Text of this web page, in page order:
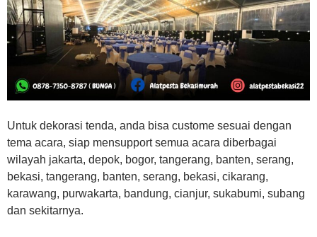
Untuk dekorasi tenda, anda bisa custome sesuai dengan
tema acara, siap mensupport semua acara diberbagai
wilayah jakarta, depok, bogor, tangerang, banten, serang,
bekasi, tangerang, banten, serang, bekasi, cikarang,
karawang, purwakarta, bandung, cianjur, sukabumi, subang
dan sekitarnya.